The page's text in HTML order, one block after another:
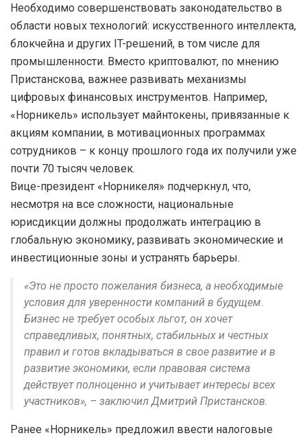
Необходимо совершенствовать законодательство в
области новых технологий: искусственного интеллекта,
блокчейна и других IT-решений, в том числе для
промышленности. Вместо криптовалют, по мнению
Пристанскова, важнее развивать механизмы
цифровых финансовых инструментов. Например,
«Норникель» использует майнтокены, привязанные к
акциям компании, в мотивационных программах
сотрудников – к концу прошлого года их получили уже
почти 70 тысяч человек.
Вице-президент «Норникеля» подчеркнул, что,
несмотря на все сложности, национальные
юрисдикции должны продолжать интеграцию в
глобальную экономику, развивать экономические и
инвестиционные зоны и устранять барьеры.
«Это не просто пожелания бизнеса, а необходимые
условия для уверенности компаний в будущем.
Бизнес не требует особых льгот, он хочет
справедливых, понятных, стабильных и честных
правил и готов вкладываться в свое развитие и в
развитие экономики, если правовая система
действует полноценно и учитывает интересы всех
участников», – заключил Дмитрий Пристансков.
Ранее «Норникель» предложил ввести налоговые